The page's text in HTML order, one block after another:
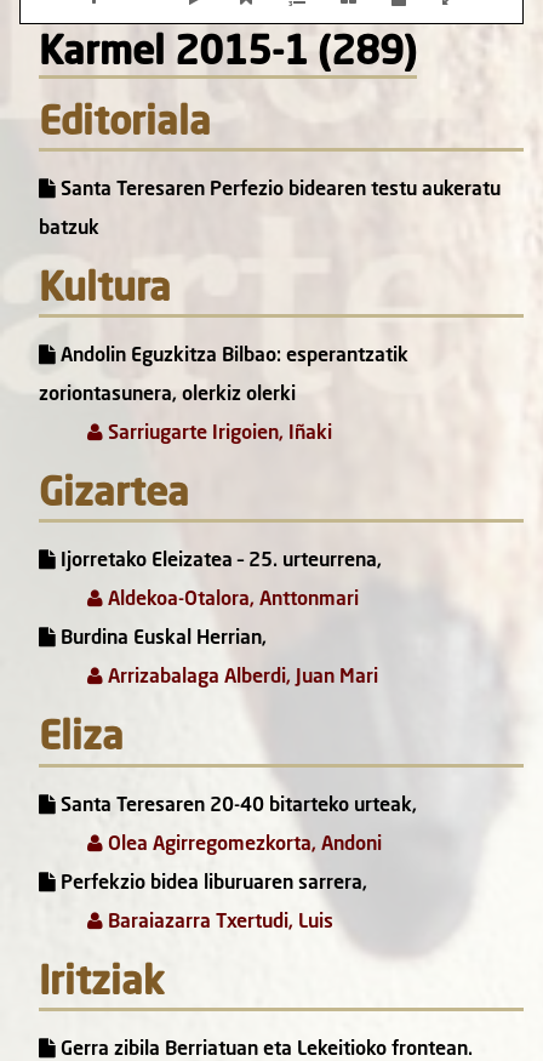
Karmel 2015-1 (289)
Editoriala
Santa Teresaren Perfezio bidearen testu aukeratu
batzuk
Kultura
Andolin Eguzkitza Bilbao: esperantzatik
zoriontasunera, olerkiz olerki
Sarriugarte Irigoien, Iñaki
Gizartea
Ijorretako Eleizatea – 25. urteurrena,
Aldekoa-Otalora, Anttonmari
Burdina Euskal Herrian,
Arrizabalaga Alberdi, Juan Mari
Eliza
Santa Teresaren 20-40 bitarteko urteak,
Olea Agirregomezkorta, Andoni
Perfekzio bidea liburuaren sarrera,
Baraiazarra Txertudi, Luis
Iritziak
Gerra zibila Berriatuan eta Lekeitioko frontean.